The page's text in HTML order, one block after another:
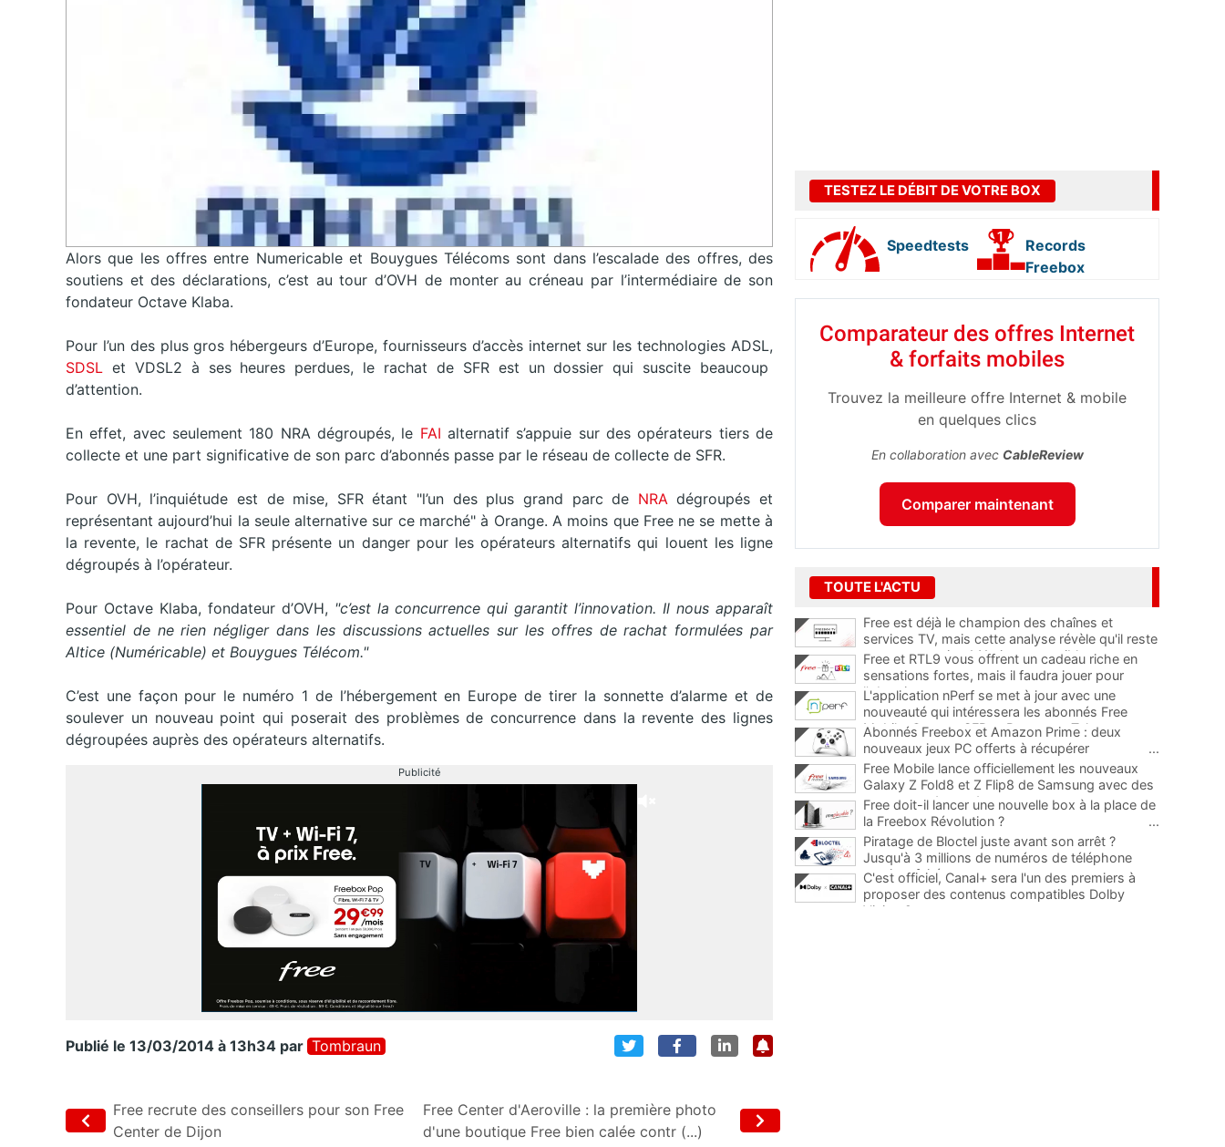
Alors que les offres entre Numericable et Bouygues Télécoms sont dans l’escalade des offres, des
soutiens et des déclarations, c’est au tour d’OVH de monter au créneau par l’intermédiaire de son
fondateur Octave Klaba.
Pour l’un des plus gros hébergeurs d’Europe, fournisseurs d’accès internet sur les technologies ADSL,
SDSL et VDSL2 à ses heures perdues, le rachat de SFR est un dossier qui suscite beaucoup
d’attention.
En effet, avec seulement 180 NRA dégroupés, le FAIalternatif s’appuie sur des opérateurs tiers de
collecte et une part significative de son parc d’abonnés passe par le réseau de collecte de SFR.
Pour OVH, l’inquiétude est de mise, SFR étant "l’un des plus grand parc de NRAdégroupés et
représentant aujourd’hui la seule alternative sur ce marché" à Orange. A moins que Free ne se mette à
la revente, le rachat de SFR présente un danger pour les opérateurs alternatifs qui louent les ligne
dégroupés à l’opérateur.
Pour Octave Klaba, fondateur d’OVH, "c’est la concurrence qui garantit l’innovation. Il nous apparaît
essentiel de ne rien négliger dans les discussions actuelles sur les offres de rachat formulées par
Altice (Numéricable) et Bouygues Télécom."
C’est une façon pour le numéro 1 de l’hébergement en Europe de tirer la sonnette d’alarme et de
soulever un nouveau point qui poserait des problèmes de concurrence dans la revente des lignes
dégroupées auprès des opérateurs alternatifs.
Publicité
Publié le 13/03/2014 à 13h34 par Tombraun
Free recrute des conseillers pour son Free
Center de Dijon
Free Center d'Aeroville : la première photo
d'une boutique Free bien calée contr (...)
TESTEZ LE DÉBIT DE VOTRE BOX
Speedtests
Records
Freebox
Comparateur des offres Internet
& forfaits mobiles
Trouvez la meilleure offre Internet & mobile
en quelques clics
En collaboration avec CableReview
Comparer maintenant
TOUTE L'ACTU
Free est déjà le champion des chaînes et
services TV, mais cette analyse révèle qu'il reste
encore au moins 141 ajouts possibles
Free et RTL9 vous offrent un cadeau riche en
sensations fortes, mais il faudra jouer pour
l'obtenir
L'application nPerf se met à jour avec une
nouveauté qui intéressera les abonnés Free
Mobile, Orange, SFR et Bouygues Telecom
Abonnés Freebox et Amazon Prime : deux
nouveaux jeux PC offerts à récupérer
...
Free Mobile lance officiellement les nouveaux
Galaxy Z Fold8 et Z Flip8 de Samsung avec des
promos et des cadeaux
...
Free doit-il lancer une nouvelle box à la place de
la Freebox Révolution ?
...
Piratage de Bloctel juste avant son arrêt ?
Jusqu'à 3 millions de numéros de téléphone
auraient fuité
C'est officiel, Canal+ sera l'un des premiers à
proposer des contenus compatibles Dolby
Vision 2